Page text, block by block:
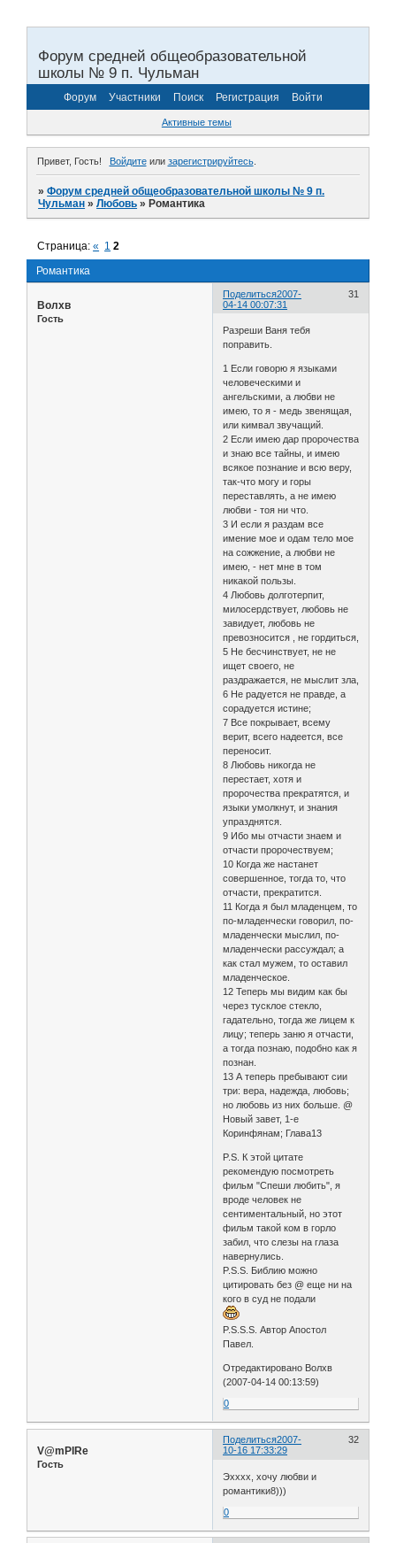
Форум средней общеобразовательной
школы № 9 п. Чульман
Форум Участники Поиск Регистрация Войти
Активные темы
Привет, Гость! Войдитеили зарегистрируйтесь.
»Форум средней общеобразовательной школы № 9 п.
Чульман »Любовь »Романтика
Романтика
Страница:« 1 2
Поделиться 31
2007-
04-14 00:07:31
Волхв
Гость
Разреши Ваня тебя
поправить.
1 Если говорю я языками
человеческими и
ангельскими, а любви не
имею, то я - медь звенящая,
или кимвал звучащий.
2 Если имею дар пророчества
и знаю все тайны, и имею
всякое познание и всю веру,
так-что могу и горы
переставлять, а не имею
любви - тоя ни что.
3 И если я раздам все
имение мое и одам тело мое
на сожжение, а любви не
имею, - нет мне в том
никакой пользы.
4 Любовь долготерпит,
милосердствует, любовь не
завидует, любовь не
превозносится , не гордиться,
5 Не бесчинствует, не не
ищет своего, не
раздражается, не мыслит зла,
6 Не радуется не правде, а
сорадуется истине;
7 Все покрывает, всему
верит, всего надеется, все
переносит.
8 Любовь никогда не
перестает, хотя и
пророчества прекратятся, и
языки умолкнут, и знания
упразднятся.
9 Ибо мы отчасти знаем и
отчасти пророчествуем;
10 Когда же настанет
совершенное, тогда то, что
отчасти, прекратится.
11 Когда я был младенцем, то
по-младенчески говорил, по-
младенчески мыслил, по-
младенчески рассуждал; а
как стал мужем, то оставил
младенческое.
12 Теперь мы видим как бы
через тусклое стекло,
гадательно, тогда же лицем к
лицу; теперь заню я отчасти,
а тогда познаю, подобно как я
познан.
13 А теперь пребывают сии
три: вера, надежда, любовь;
но любовь из них больше. @
Новый завет, 1-е
Коринфянам; Глава13
P.S. К этой цитате
рекомендую посмотреть
фильм "Спеши любить", я
вроде человек не
сентиментальный, но этот
фильм такой ком в горло
забил, что слезы на глаза
навернулись.
P.S.S. Библию можно
цитировать без @ еще ни на
кого в суд не подали
P.S.S.S. Автор Апостол
Павел.
Отредактировано Волхв
(2007-04-14 00:13:59)
0
Поделиться 32
2007-
10-16 17:33:29
V@mPIRe
Гость
Эхххх, хочу любви и
романтики8)))
0